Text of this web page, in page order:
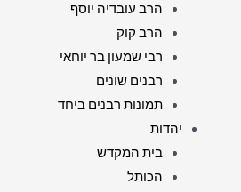
הרב עובדיה יוסף
הרב קוק
רבי שמעון בר יוחאי
רבנים שונים
תמונות רבנים ביחד
יהדות
בית המקדש
הכותל